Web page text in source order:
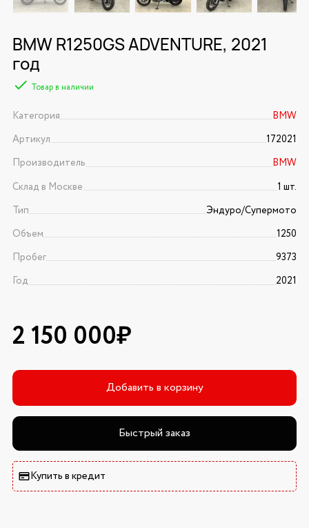
BMW R1250GS ADVENTURE, 2021
год
Товар в наличии
Категория
BMW
Артикул
172021
Производитель
BMW
Склад в Москве
1 шт.
Тип
Эндуро/Супермото
Объем
1250
Пробег
9373
Год
2021
2 150 000₽
Добавить в корзину
Быстрый заказ
Купить в кредит